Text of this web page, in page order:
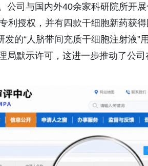
公司与国内外40余家科研院所开
利授权，并有四款干细胞新药获
的“人脐带间充质干细胞注射液”
局默示许可，这进一步推动了公